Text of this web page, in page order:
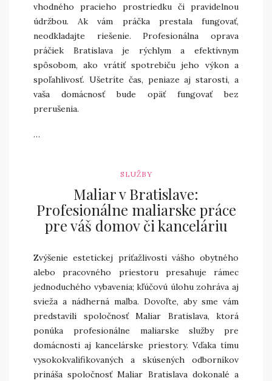
vhodného pracieho prostriedku či pravidelnou
údržbou. Ak vám práčka prestala fungovať,
neodkladajte riešenie. Profesionálna oprava
práčiek Bratislava je rýchlym a efektívnym
spôsobom, ako vrátiť spotrebiču jeho výkon a
spoľahlivosť. Ušetríte čas, peniaze aj starosti, a
vaša domácnosť bude opäť fungovať bez
prerušenia.
…
SLUŽBY
Maliar v Bratislave:
Profesionálne maliarske práce
pre váš domov či kanceláriu
Zvýšenie estetickej príťažlivosti vášho obytného
alebo pracovného priestoru presahuje rámec
jednoduchého vybavenia; kľúčovú úlohu zohráva aj
svieža a nádherná maľba. Dovoľte, aby sme vám
predstavili spoločnosť Maliar Bratislava, ktorá
ponúka profesionálne maliarske služby pre
domácnosti aj kancelárske priestory. Vďaka tímu
vysokokvalifikovaných a skúsených odborníkov
prináša spoločnosť Maliar Bratislava dokonalé a